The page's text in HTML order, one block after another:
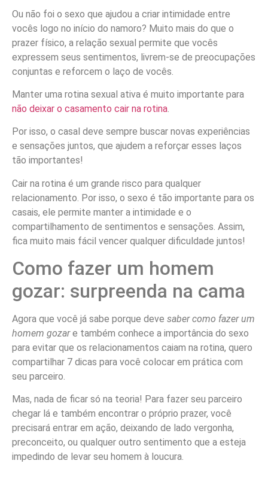
Ou não foi o sexo que ajudou a criar intimidade entre
vocês logo no início do namoro? Muito mais do que o
prazer físico, a relação sexual permite que vocês
expressem seus sentimentos, livrem-se de preocupações
conjuntas e reforcem o laço de vocês.
Manter uma rotina sexual ativa é muito importante para
não deixar o casamento cair na rotina.
Por isso, o casal deve sempre buscar novas experiências
e sensações juntos, que ajudem a reforçar esses laços
tão importantes!
Cair na rotina é um grande risco para qualquer
relacionamento. Por isso, o sexo é tão importante para os
casais, ele permite manter a intimidade e o
compartilhamento de sentimentos e sensações. Assim,
fica muito mais fácil vencer qualquer dificuldade juntos!
Como fazer um homem
gozar: surpreenda na cama
Agora que você já sabe porque deve saber como fazer um
homem gozare também conhece a importância do sexo
para evitar que os relacionamentos caiam na rotina, quero
compartilhar 7 dicas para você colocar em prática com
seu parceiro.
Mas, nada de ficar só na teoria! Para fazer seu parceiro
chegar lá e também encontrar o próprio prazer, você
precisará entrar em ação, deixando de lado vergonha,
preconceito, ou qualquer outro sentimento que a esteja
impedindo de levar seu homem à loucura.